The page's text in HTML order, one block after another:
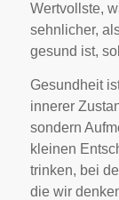
Wertvollste,
sehnlicher,
gesund ist,
Gesundheit
innerer
sondern
kleinen
trinken, bei
die wir